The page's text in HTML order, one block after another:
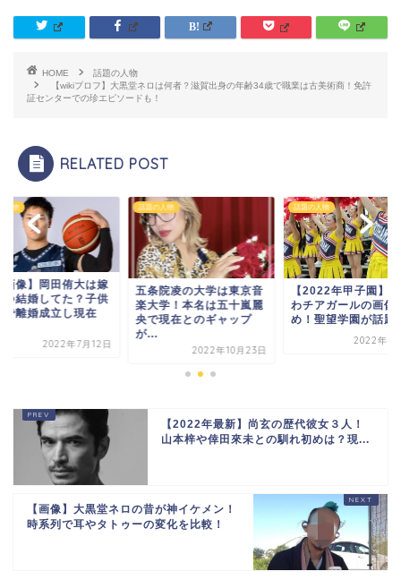
HOME
話題の人物
【wikiプロフ】大黒堂ネロは何者？滋賀出身の年齢34歳で職業は古美術商！免許
証センターでの珍エピソードも！
RELATED POST
人物
院凌の大学は東京音
学！本名は五十嵐麗
現在とのギャップ
2022年10月23日
話題の人物
【2022年甲子園】激か
わチアガールの画像まと
め！聖望学園が話題で...
話題の人物
【顔画像】岡田侑大
といつ結婚してた？
０歳で離婚成立し現
は...
2022年7
【2022年最新】尚玄の歴代彼女３人！
山本梓や倖田來未との馴れ初めは？現...
【画像】大黒堂ネロの昔が神イケメン！
時系列で耳やタトゥーの変化を比較！